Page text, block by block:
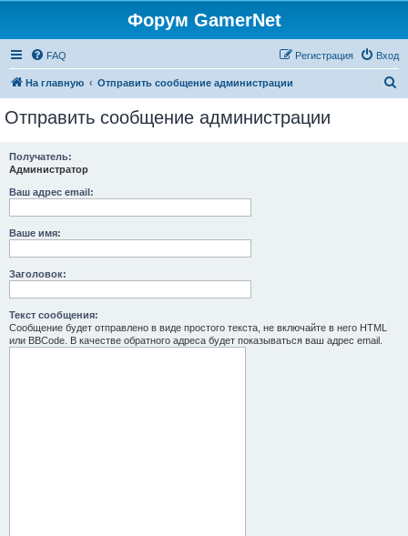
Форум GamerNet
FAQ Вход
Регистрация
На главную Отправить сообщение администрации
Отправить сообщение администрации
Получатель:
Администратор
Ваш адрес email:
Ваше имя:
Заголовок:
Текст сообщения:
Сообщение будет отправлено в виде простого текста, не включайте в него HTML
или BBCode. В качестве обратного адреса будет показываться ваш адрес email.